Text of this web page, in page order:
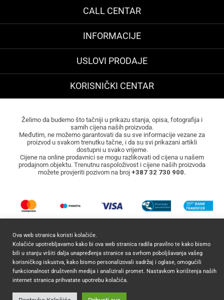
CALL CENTAR
INFORMACIJE
USLOVI PRODAJE
KORISNIČKI CENTAR
Želimo da budemo što tačniji u prikazu stanja, opisa, fotografija i
samih cijena naših proizvoda.
Međutim, ne možemo garantovati da su sve informacije vezane za
proizvod u svakom trenutku tačne, i da su svi prikazani artikli
dostupni u svako vrijeme.
Cijene na online prodavnici se mogu razlikovati od cijena u našem
prodajnom objektu. Trenutnu raspoloživost i cijene naših proizvoda
možete provjeriti pozivom na broj +387 32 730 900.
2026 ©Mocca CommerceSva prava zadržana.
Ova web stranica koristi kolačiće.
Kolačiće upotrebljavamo kako bi ova web stranica radila pravilno te kako bismo
bili u stanju vršiti dalja unapređenja stranice sa svrhom poboljšavanja vašeg
korisničkog iskustva, kako bismo personalizovali sadržaj i oglase, omogućili
funkcionalnost društvenih medija i analizirali promet. Nastavkom korištenja naših
internet stranica prihvatate upotrebu kolačića.